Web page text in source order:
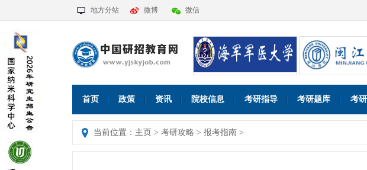
地方分站 微博 微信
首页 政策 资讯 院校信息 考研指导 考研题库 考
当前位置： 主页 > 考研攻略 > 报考指南 >